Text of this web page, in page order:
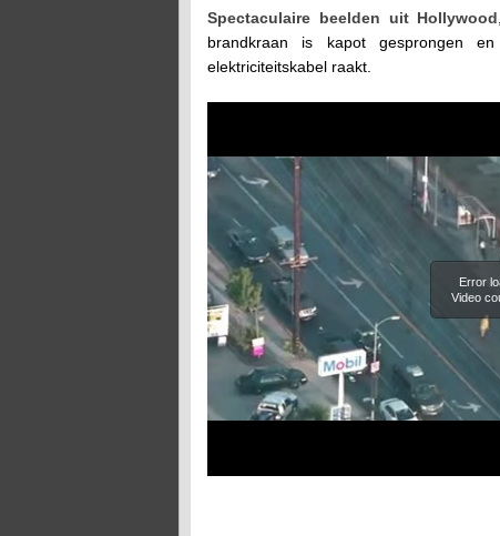
Spectaculaire beelden uit Hollywood
brandkraan is kapot gesprongen
elektriciteitskabel raakt.
Error
Video